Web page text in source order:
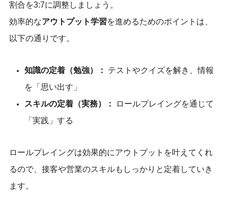
割合を3:7に調整しましょう。
効率的なアウトプット学習を進めるためのポイントは、
以下の通りです。
知識の定着（勉強）：
テストやクイズを解き、情報
を「思い出す」
スキルの定着（実務）：
ロールプレイングを通じて
「実践」する
ロールプレイングは効果的にアウトプットを叶えてくれ
るので、接客や営業のスキルもしっかりと定着していき
ます。